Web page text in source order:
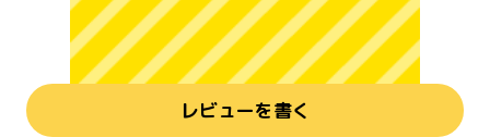
レビューを書く